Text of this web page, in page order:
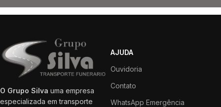
O Grupo Silva uma empresa
especializada em transporte
AJUDA
Ouvidoria
Contato
WhatsApp Emergência